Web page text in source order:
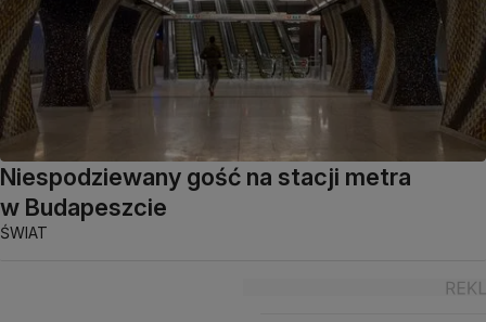
Niespodziewany gość na stacji metra
w Budapeszcie
ŚWIAT